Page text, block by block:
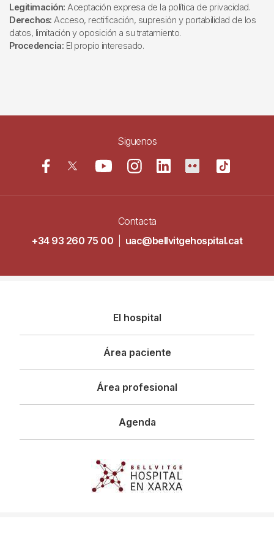
Legitimación: Aceptación expresa de la política de privacidad.
Derechos: Acceso, rectificación, supresión y portabilidad de los
datos, limitación y oposición a su tratamiento.
Procedencia: El propio interesado.
Siguenos
Contacta
+34 93 260 75 00
uac@bellvitgehospital.cat
principal
El hospital
Área paciente
Área profesional
Agenda